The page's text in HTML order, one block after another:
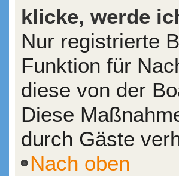
klicke, werde
Nur registrierte
Funktion für
diese von der
Diese
durch Gäste
Nach oben